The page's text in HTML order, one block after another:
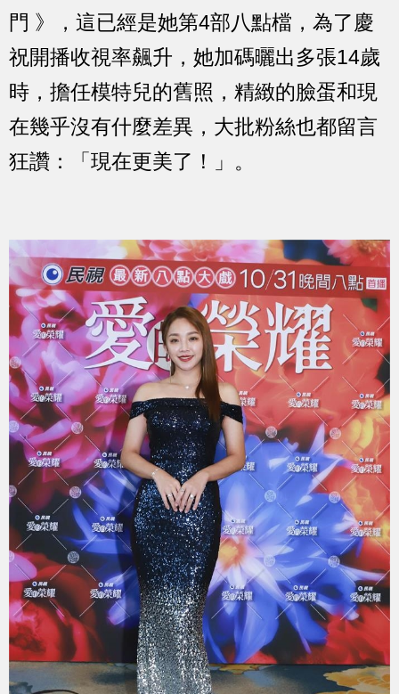
門 》，這已經是她第4部八點檔，為了慶
祝開播收視率飆升，她加碼曬出多張14歲
時，擔任模特兒的舊照，精緻的臉蛋和現
在幾乎沒有什麼差異，大批粉絲也都留言
狂讚：「現在更美了！」。